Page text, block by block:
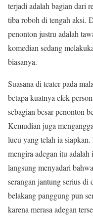
terjadi adalah bagian dari
tiba roboh di tengah aksi.
penonton justru adalah
komedian sedang
biasanya.
Suasana di teater pada
betapa kuatnya efek
sebagian besar penonton
Kemudian juga
lucu yang telah ia
mengira adegan itu
langsung menyadari
serangan jantung serius
belakang panggung pun
karena merasa adegan